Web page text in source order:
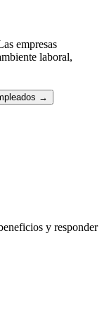
empresas
laboral,
→
y responder